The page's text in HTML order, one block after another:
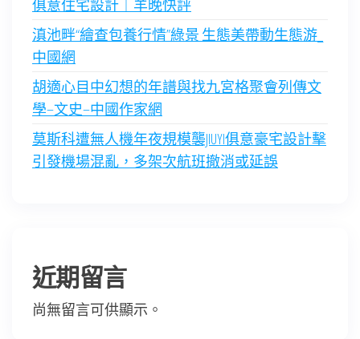
俱意住宅設計｜羊晚快評
滇池畔“繪查包養行情”綠景 生態美帶動生態游_
中國網
胡適心目中幻想的年譜與找九宮格聚會列傳文
學–文史–中國作家網
莫斯科遭無人機年夜規模襲JIUYI俱意豪宅設計擊
引發機場混亂，多架次航班撤消或延誤
近期留言
尚無留言可供顯示。